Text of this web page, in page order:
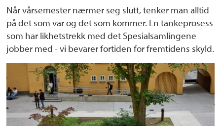
Når vårsemester nærmer seg slutt, tenker man alltid
på det som var og det som kommer. En tankeprosess
som har likhetstrekk med det Spesialsamlingene
jobber med - vi bevarer fortiden for fremtidens skyld.